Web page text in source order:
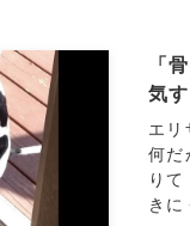
「
気
エ
何
り
き